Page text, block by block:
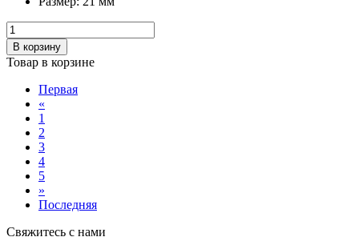
В корзину
Товар в корзине
Первая
«
1
2
3
4
5
»
Последняя
Свяжитесь с нами